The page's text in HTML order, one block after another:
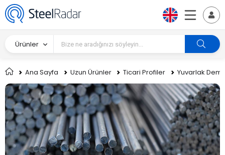
Ürünler
Ana Sayfa Uzun Ürünler Ticari Profiler Yuvarlak